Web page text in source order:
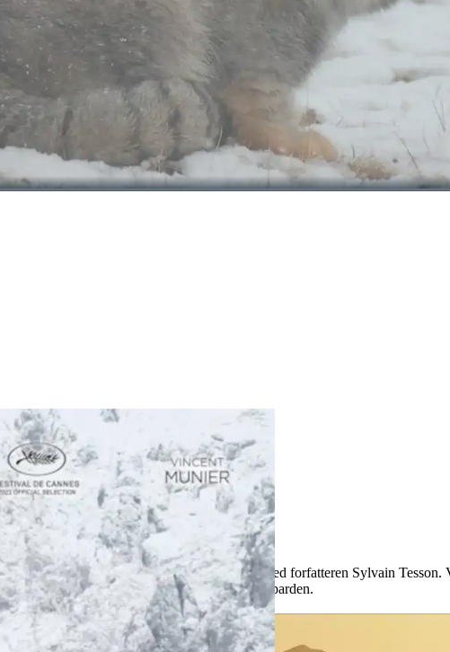
finner vi fotografen Vincent Munier sammen med forfatteren Sylvain
og fotografere den mystiske og vakre snøleoparden.